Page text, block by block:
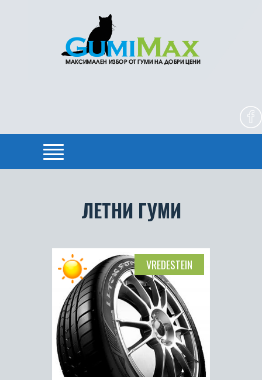
ЛЕТНИ ГУМИ
VREDESTEIN